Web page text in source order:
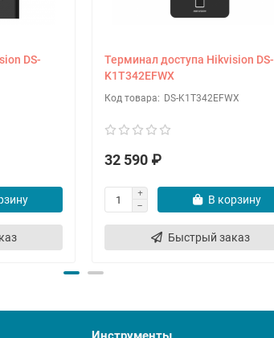
DS-
Терминал доступа Hikvision DS-
K1T342EFWX
DS-K1T342EFWX
32 590 ₽
В корзину
Быстрый заказ